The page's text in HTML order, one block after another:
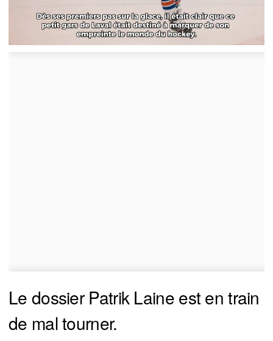
Le dossier Patrik Laine est en train
de mal tourner.